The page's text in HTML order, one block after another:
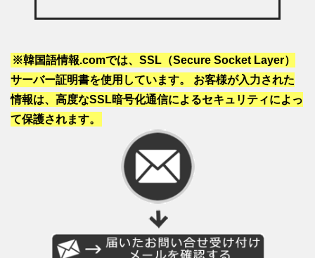
※韓国語情報.comでは、SSL（Secure Socket Layer）
サーバー証明書を使用しています。 お客様が入力された
情報は、高度なSSL暗号化通信によるセキュリティによっ
て保護されます。